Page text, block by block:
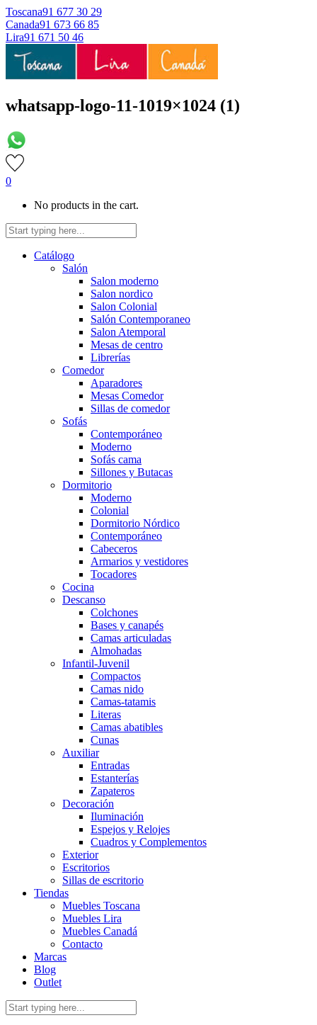
Toscana91 677 30 29
Canada91 673 66 85
Lira91 671 50 46
whatsapp-logo-11-1019×1024 (1)
0
No products in the cart.
Catálogo
Salón
Salon moderno
Salon nordico
Salon Colonial
Salón Contemporaneo
Salon Atemporal
Mesas de centro
Librerías
Comedor
Aparadores
Mesas Comedor
Sillas de comedor
Sofás
Contemporáneo
Moderno
Sofás cama
Sillones y Butacas
Dormitorio
Moderno
Colonial
Dormitorio Nórdico
Contemporáneo
Cabeceros
Armarios y vestidores
Tocadores
Cocina
Descanso
Colchones
Bases y canapés
Camas articuladas
Almohadas
Infantil-Juvenil
Compactos
Camas nido
Camas-tatamis
Literas
Camas abatibles
Cunas
Auxiliar
Entradas
Estanterías
Zapateros
Decoración
Iluminación
Espejos y Relojes
Cuadros y Complementos
Exterior
Escritorios
Sillas de escritorio
Tiendas
Muebles Toscana
Muebles Lira
Muebles Canadá
Contacto
Marcas
Blog
Outlet